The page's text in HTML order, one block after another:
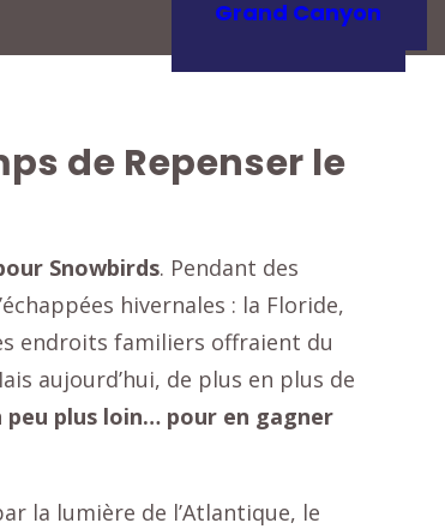
Grand Canyon
de Repenser le
Snowbirds. Pendant des
hivernales : la Floride,
endroits familiers offraient du
aujourd’hui, de plus en plus de
plus loin… pour en gagner
la lumière de l’Atlantique, le